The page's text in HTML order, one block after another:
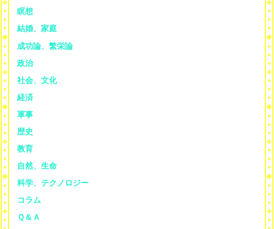
瞑想
結婚、家庭
成功論、繁栄論
政治
社会、文化
経済
軍事
歴史
教育
自然、生命
科学、テクノロジー
コラム
Ｑ＆Ａ